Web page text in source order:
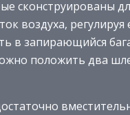
сконструированы
воздуха, регулируя
в запирающийся
положить два